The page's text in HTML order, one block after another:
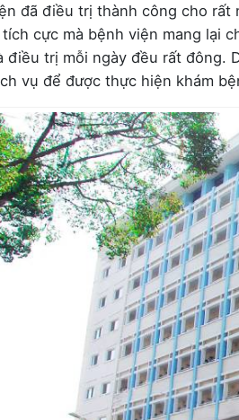
đã điều trị thành công cho rất
cực mà bệnh viện mang lại
điều trị mỗi ngày đều rất đông.
vụ để được thực hiện khám